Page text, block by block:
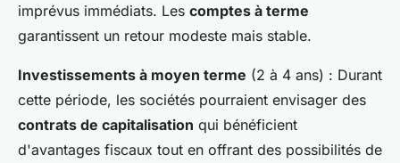
imprévus immédiats. Les comptes à terme
garantissent un retour modeste mais stable.
Investissements à moyen terme (2 à 4 ans) : Durant
cette période, les sociétés pourraient envisager des
contrats de capitalisation qui bénéficient
d'avantages fiscaux tout en offrant des possibilités de